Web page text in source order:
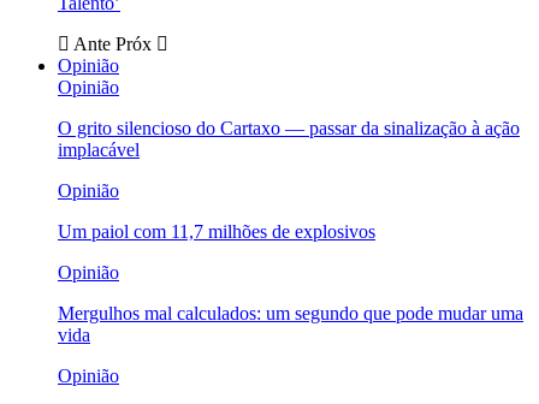
Ante Próx
Opinião
Opinião
O grito silencioso do Cartaxo — passar da sinalização à ação
implacável
Opinião
Um paiol com 11,7 milhões de explosivos
Opinião
Mergulhos mal calculados: um segundo que pode mudar uma
vida
Opinião